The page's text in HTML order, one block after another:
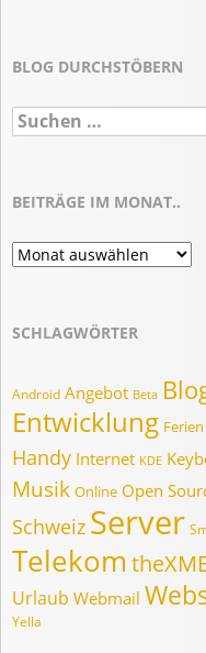
BLOG DURCHSTÖBERN
Suchen
nach:
BEITRÄGE IM MONAT..
Beiträge
im
SCHLAGWÖRTER
Android Angebot Beta
Entwicklung Ferien
Handy Internet KDE
Musik Online Open
Schweiz Server
Telekom
Urlaub Webmail
Yella